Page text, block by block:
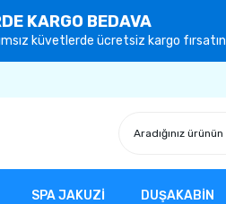
KARGO BEDAVA
küvetlerde ücretsiz kargo
SPA JAKUZİ DUŞAKABİN